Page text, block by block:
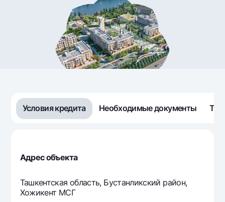
Условия кредита Необходимые документы
Адрес объекта
Ташкентская область, Бустанликский район,
Хожикент МСГ